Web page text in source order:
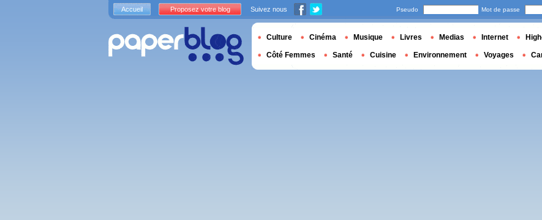
Accueil Proposez votre blog Suivez nous Pseudo Mot de passe
Culture Cinéma Musique Livres Medias Internet
Côté Femmes Santé Cuisine Environnement Voyages